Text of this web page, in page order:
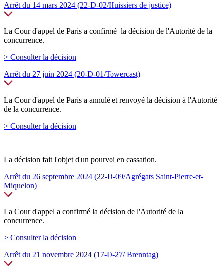
Arrêt du 14 mars 2024 (22-D-02/Huissiers de justice)
La Cour d'appel de Paris a confirmé la décision de l'Autorité de la
concurrence.
> Consulter la décision
Arrêt du 27 juin 2024 (20-D-01/Towercast)
La Cour d'appel de Paris a annulé et renvoyé la décision à l'Autorité
de la concurrence.
> Consulter la décision
La décision fait l'objet d'un pourvoi en cassation.
Arrêt du 26 septembre 2024 (22-D-09/Agrégats Saint-Pierre-et-
Miquelon)
La Cour d'appel a confirmé la décision de l'Autorité de la
concurrence.
> Consulter la décision
Arrêt du 21 novembre 2024 (17-D-27/ Brenntag)